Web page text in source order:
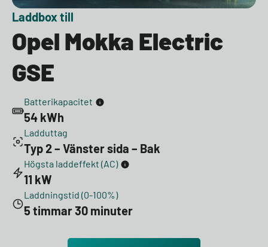
Laddbox till
Opel Mokka Electric
GSE
Batterikapacitet
54 kWh
Ladduttag
Typ 2 – Vänster sida – Bak
Högsta laddeffekt (AC)
11 kW
Laddningstid (0-100%)
5 timmar 30 minuter